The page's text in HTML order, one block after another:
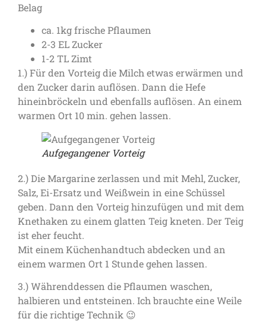
Belag
ca. 1kg frische Pflaumen
2-3 EL Zucker
1-2 TL Zimt
1.) Für den Vorteig die Milch etwas erwärmen und
den Zucker darin auflösen. Dann die Hefe
hineinbröckeln und ebenfalls auflösen. An einem
warmen Ort 10 min. gehen lassen.
Aufgegangener Vorteig
2.) Die Margarine zerlassen und mit Mehl, Zucker,
Salz, Ei-Ersatz und Weißwein in eine Schüssel
geben. Dann den Vorteig hinzufügen und mit dem
Knethaken zu einem glatten Teig kneten. Der Teig
ist eher feucht.
Mit einem Küchenhandtuch abdecken und an
einem warmen Ort 1 Stunde gehen lassen.
3.) Währenddessen die Pflaumen waschen,
halbieren und entsteinen. Ich brauchte eine Weile
für die richtige Technik 😉